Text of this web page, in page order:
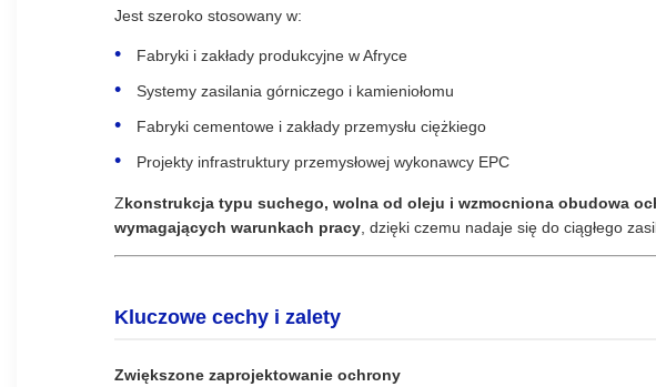
Jest szeroko stosowany w:
Fabryki i zakłady produkcyjne w Afryce
Systemy zasilania górniczego i kamieniołomu
Fabryki cementowe i zakłady przemysłu ciężkiego
Projekty infrastruktury przemysłowej wykonawcy EPC
Zkonstrukcja typu suchego, wolna od oleju i wzmocniona obudowa
wymagających warunkach pracy , dzięki czemu nadaje się do ciągłego
Kluczowe cechy i zalety
Zwiększone zaprojektowanie ochrony